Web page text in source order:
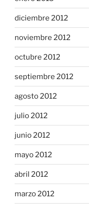
diciembre 2012
noviembre 2012
octubre 2012
septiembre 2012
agosto 2012
julio 2012
junio 2012
mayo 2012
abril 2012
marzo 2012